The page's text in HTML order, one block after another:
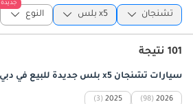
تشنجان x5 بلس
جديدة
النوع
101 نتيجة
سيارات تشنجان x5 بلس جديدة للبيع في دبي
2026
(98)
2025
(3)